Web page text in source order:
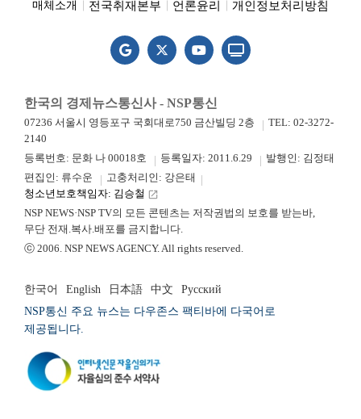
매체소개 전국취재본부 언론윤리 개인정보처리방침
한국의 경제뉴스통신사 - NSP통신
07236 서울시 영등포구 국회대로750 금산빌딩 2층
TEL: 02-3272-
2140
등록번호: 문화 나 00018호
등록일자: 2011.6.29
발행인: 김정태
편집인: 류수운
고충처리인: 강은태
청소년보호책임자: 김승철 launch
NSP NEWS·NSP TV의 모든 콘텐츠는 저작권법의 보호를 받는바,
무단 전재.복사.배포를 금지합니다.
ⓒ 2006. NSP NEWS AGENCY. All rights reserved.
한국어 English 日本語 中文
Русский
NSP통신 주요 뉴스는 다우존스 팩티바에 다국어로
제공됩니다.